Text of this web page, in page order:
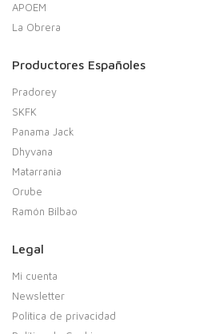
APOEM
La Obrera
Productores Españoles
Pradorey
SKFK
Panama Jack
Dhyvana
Matarrania
Orube
Ramón Bilbao
Legal
Mi cuenta
Newsletter
Política de privacidad